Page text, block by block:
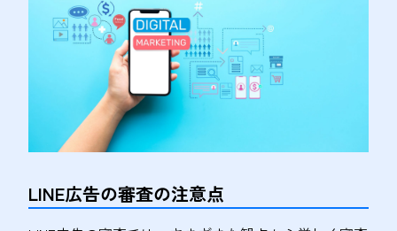
LINE広告の審査の注意点